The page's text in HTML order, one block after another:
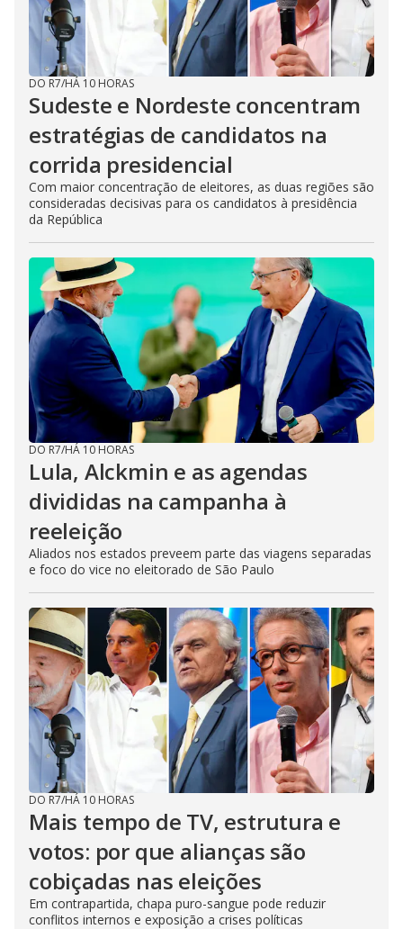
DO R7/HÁ 10 HORAS
Sudeste e Nordeste concentram
estratégias de candidatos na
corrida presidencial
Com maior concentração de eleitores, as duas regiões são
consideradas decisivas para os candidatos à presidência
da República
DO R7/HÁ 10 HORAS
Lula, Alckmin e as agendas
divididas na campanha à
reeleição
Aliados nos estados preveem parte das viagens separadas
e foco do vice no eleitorado de São Paulo
DO R7/HÁ 10 HORAS
Mais tempo de TV, estrutura e
votos: por que alianças são
cobiçadas nas eleições
Em contrapartida, chapa puro-sangue pode reduzir
conflitos internos e exposição a crises políticas